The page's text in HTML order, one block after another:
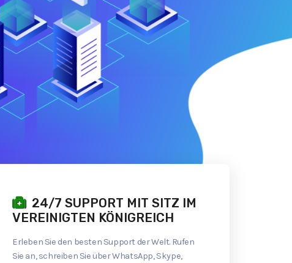
24/7 SUPPORT MIT SITZ IM
VEREINIGTEN KÖNIGREICH
Erleben Sie den besten Support der Welt. Rufen
Sie an, schreiben Sie über WhatsApp, Skype,